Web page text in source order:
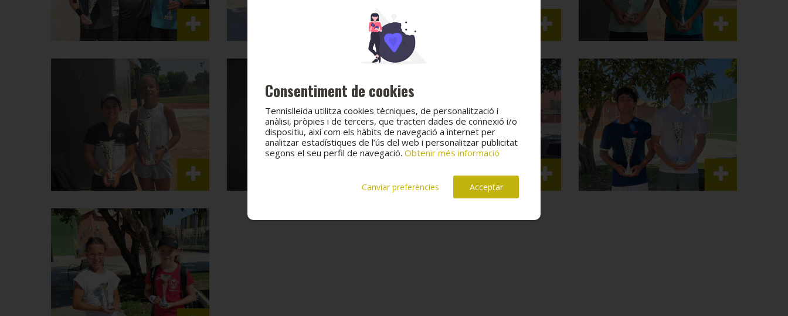
Consentiment de cookies
Tennislleida utilitza cookies tècniques, de personalització i
anàlisi, pròpies i de tercers, que tracten dades de connexió i/o
dispositiu, així com els hàbits de navegació a internet per
analitzar estadístiques de l’ús del web i personalitzar publicitat
segons el seu perfil de navegació. Obtenir més informació
Canviar preferències Acceptar